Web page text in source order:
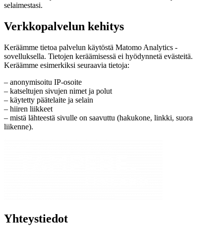
selaimestasi.
Verkkopalvelun kehitys
Keräämme tietoa palvelun käytöstä Matomo Analytics -
sovelluksella. Tietojen keräämisessä ei hyödynnetä evästeitä.
Keräämme esimerkiksi seuraavia tietoja:
– anonymisoitu IP-osoite
– katseltujen sivujen nimet ja polut
– käytetty päätelaite ja selain
– hiiren liikkeet
– mistä lähteestä sivulle on saavuttu (hakukone, linkki, suora
liikenne).
Yhteystiedot